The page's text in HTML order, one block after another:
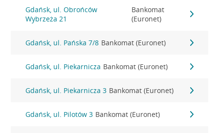
Gdańsk, ul. Obrońców
Wybrzeża 21
Bankomat
(Euronet)
Gdańsk, ul. Pańska 7/8 Bankomat (Euronet)
Gdańsk, ul. Piekarnicza Bankomat (Euronet)
Gdańsk, ul. Piekarnicza 3 Bankomat (Euronet)
Gdańsk, ul. Pilotów 3 Bankomat (Euronet)